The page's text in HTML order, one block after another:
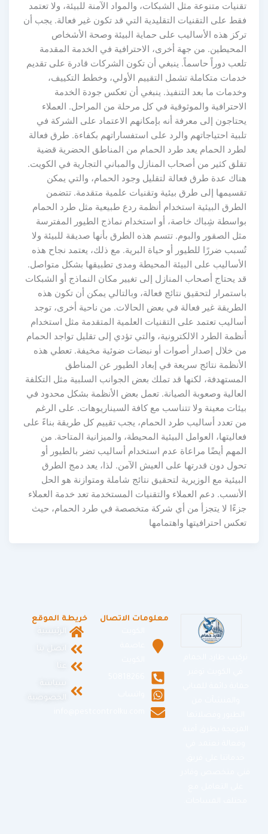
تقنيات متنوعة مثل الشبكات، والمواد الآمنة للبيئة، ولا تعتمد
فقط على التقنيات التقليدية التي قد تكون غير فعالة. يجب أن
تركز هذه الأساليب على حماية البيئة وصحة الأشخاص
المحيطين. من جهة أخرى، الاحترافية في الخدمة المقدمة
تلعب دوراً حاسماً. ينبغي أن تكون الشركات قادرة على تقديم
خدمات متكاملة تشمل التقييم الأولي، وخطط التكييف،
وخدمات ما بعد التنفيذ. ينبغي أن تعكس جودة الخدمة
الاحترافية والموثوقية في كل مرحلة من المراحل. العملاء
يحتاجون إلى معرفة أنه بإمكانهم الاعتماد على الشركة في
تلبية احتياجاتهم والرد على استفساراتهم بكفاءة. طرق فعالة
لطرد الحمام يعد طرد الحمام من المناطق الحضرية قضية
تقلق كثير من أصحاب المنازل والمباني التجارية في الكويت.
هناك عدة طرق فعالة لتقليل وجود الحمام، والتي يمكن
تقسيمها إلى طرق بيئية وتقنيات علمية متقدمة. تتضمن
الطرق البيئية استخدام أنظمة ردع طبيعية مثل طرد الحمام
بواسطة شِباك خاصة، أو استخدام نماذج الطيور المفترسة
مثل الصقور والبوم. تتسم هذه الطرق بأنها صديقة للبيئة ولا
تُسبب ضررًا للطيور أو حياة البرية. مع ذلك، يعتمد نجاح هذه
الأساليب على البيئة المحيطة ومدى تطبيقها بشكل متواصل.
قد يحتاج أصحاب المنازل إلى تغيير مكان النماذج أو الشبكات
باستمرار لتحقيق نتائج فعالة، وبالتالي يمكن أن تكون هذه
الطريقة غير فعالة في بعض الحالات. من ناحية أخرى، توجد
أساليب تعتمد على التقنيات العلمية المتقدمة مثل استخدام
أنظمة الطرد الالكترونية، والتي تؤدي إلى تقليل تواجد الحمام
من خلال إصدار أصوات أو نبضات ضوئية مخيفة. تعطي هذه
الأنظمة نتائج سريعة في إبعاد الطيور عن المناطق
المستهدفة، لكنها قد تملك بعض الجوانب السلبية مثل التكلفة
العالية وصعوبة الصيانة. تعمل بعض الأنظمة بشكل محدود في
بيئات معينة ولا تتناسب مع كافة السيناريوهات. على الرغم
من تعدد أساليب طرد الحمام، يجب تقييم كل طريقة بناءً على
فعاليتها، العوامل البيئية المحيطة، والميزانية المتاحة. من
المهم أيضًا مراعاة عدم استخدام أساليب تضر بالطيور أو
تحول دون قدرتها على العيش الآمن. لذا، يعد دمج الطرق
البيئية مع الوزيرية لتحقيق نتائج شاملة ومتوازنة هو الحل
الأنسب. دعم العملاء والتقنيات المستخدمة تعد خدمة العملاء
جزءًا لا يتجزأ من أي شركة متخصصة في طرد الحمام، حيث
تعكس احترافيتها واهتمامها
معلومات الاتصال
خريطة الموقع
الرئيسية
اتصل بنا
عنا
سياسة
الخصوصية